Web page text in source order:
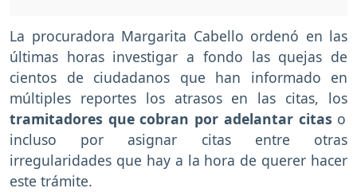
La procuradora Margarita Cabello ordenó en las
últimas horas investigar a fondo las quejas de
cientos de ciudadanos que han informado en
múltiples reportes los atrasos en las citas, los
tramitadores que cobran por adelantar citas o
incluso por asignar citas entre otras
irregularidades que hay a la hora de querer hacer
este trámite.